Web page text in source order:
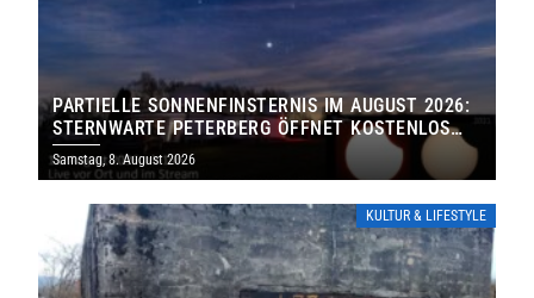
PARTIELLE SONNENFINSTERNIS IM AUGUST 2026:
STERNWARTE PETERBERG ÖFFNET KOSTENLOS
IHRE TORE
Samstag, 8. August 2026
KULTUR & LIFESTYLE